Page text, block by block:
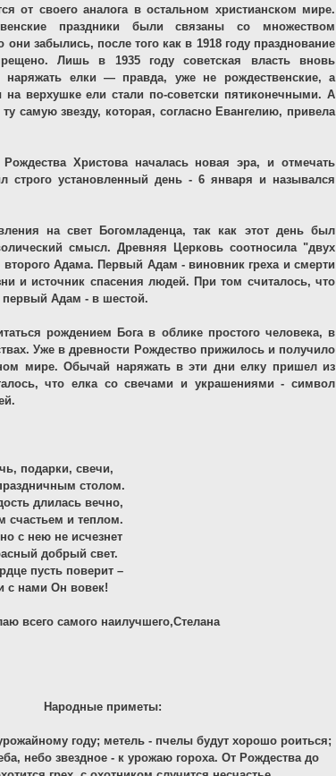
от своего аналога в остальном христианском мире.
праздники были связаны со множеством
забылись, после того как в 1918 году празднование
Лишь в 1935 году советская власть вновь
наряжать елки — правда, уже не рождественские, а
на верхушке ели стали по-советски пятиконечными. А
самую звезду, которая, согласно Евангелию, привела
Христова началась новая эра, и отмечать
строго установленный день - 6 января и назывался
на свет Богомладенца, так как этот день был
смысл. Древняя Церковь соотносила "двух
Адама. Первый Адам - виновник греха и смерти
и источник спасения людей. При том считалось, что
первый Адам - в шестой.
рождением Бога в облике простого человека, в
Уже в древности Рождество прижилось и получило
мире. Обычай наряжать в эти дни елку пришел из
что елка со свечами и украшениями - символ
подарки, свечи,
столом.
длилась вечно,
счастьем и теплом.
с нею не исчезнет
добрый свет.
пусть поверит –
с нами Он вовек!
всего самого наилучшего,Стелана
Народные приметы:
году; метель - пчелы будут хорошо роиться;
небо звездное - к урожаю гороха. От Рождества до